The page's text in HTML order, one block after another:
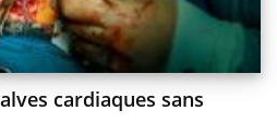
cardiaques sans